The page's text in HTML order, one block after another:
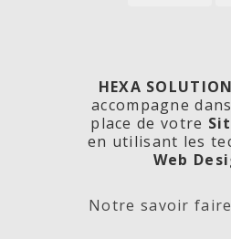
Les
HEXA
accompagne
place de votre
en utilisant les
Web
Notre savoir faire